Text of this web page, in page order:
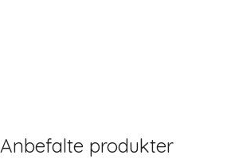
Anbefalte produkter